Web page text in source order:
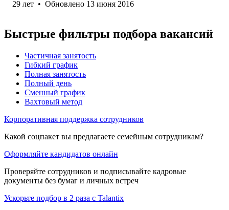
29 лет • Обновлено 13 июня 2016
Быстрые фильтры подбора вакансий
Частичная занятость
Гибкий график
Полная занятость
Полный день
Сменный график
Вахтовый метод
Корпоративная поддержка сотрудников
Какой соцпакет вы предлагаете семейным сотрудникам?
Оформляйте кандидатов онлайн
Проверяйте сотрудников и подписывайте кадровые
документы без бумаг и личных встреч
Ускорьте подбор в 2 раза с Talantix